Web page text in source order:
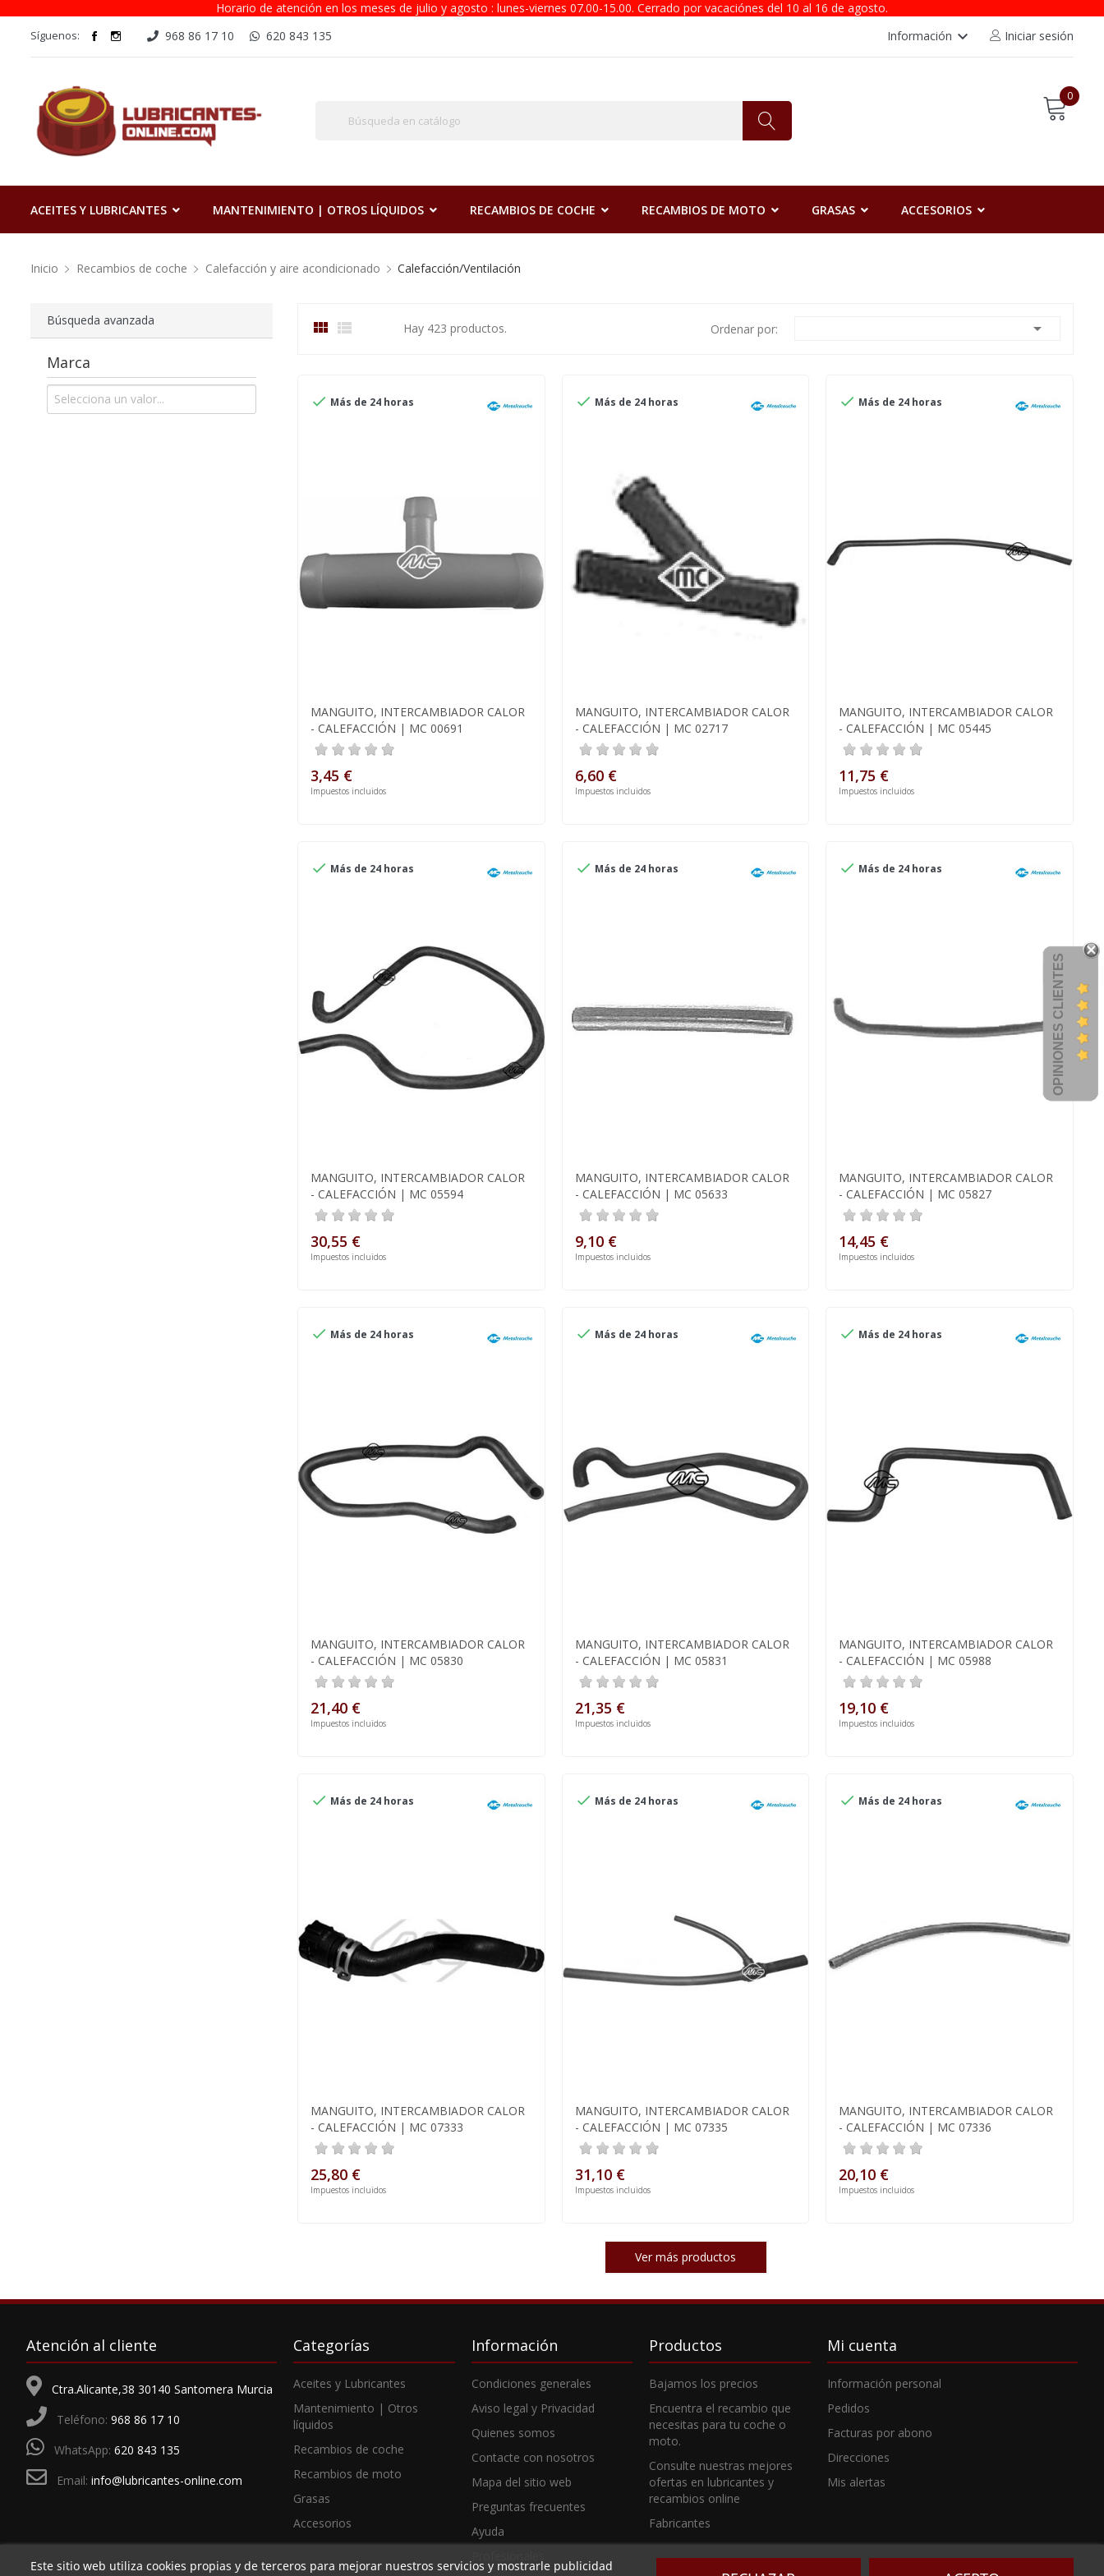
Horario de atención en los meses de julio y agosto : lunes-viernes 07.00-15.00. Cerrado por vacaciónes del 10 al 16 de agosto.
Síguenos: 968 86 17 10 620 843 135 Iniciar sesión
Información keyboard_arrow_down
0
ACEITES Y LUBRICANTES MANTENIMIENTO | OTROS LÍQUIDOS RECAMBIOS DE COCHE RECAMBIOS DE MOTO GRASAS ACCESORIOS
Inicio Recambios de coche Calefacción y aire acondicionado Calefacción/Ventilación
Búsqueda avanzada
Marca
  Hay 423 productos. Ordenar por: 
 Más de 24 horas
MANGUITO, INTERCAMBIADOR CALOR
- CALEFACCIÓN | MC 00691
3,45 €
Impuestos incluidos
 Más de 24 horas
MANGUITO, INTERCAMBIADOR CALOR
- CALEFACCIÓN | MC 02717
6,60 €
Impuestos incluidos
 Más de 24 horas
MANGUITO, INTERCAMBIADOR CALOR
- CALEFACCIÓN | MC 05445
11,75 €
Impuestos incluidos
 Más de 24 horas
MANGUITO, INTERCAMBIADOR CALOR
- CALEFACCIÓN | MC 05594
30,55 €
Impuestos incluidos
 Más de 24 horas
MANGUITO, INTERCAMBIADOR CALOR
- CALEFACCIÓN | MC 05633
9,10 €
Impuestos incluidos
 Más de 24 horas
MANGUITO, INTERCAMBIADOR CALOR
- CALEFACCIÓN | MC 05827
14,45 €
Impuestos incluidos
 Más de 24 horas
MANGUITO, INTERCAMBIADOR CALOR
- CALEFACCIÓN | MC 05830
21,40 €
Impuestos incluidos
 Más de 24 horas
MANGUITO, INTERCAMBIADOR CALOR
- CALEFACCIÓN | MC 05831
21,35 €
Impuestos incluidos
 Más de 24 horas
MANGUITO, INTERCAMBIADOR CALOR
- CALEFACCIÓN | MC 05988
19,10 €
Impuestos incluidos
 Más de 24 horas
MANGUITO, INTERCAMBIADOR CALOR
- CALEFACCIÓN | MC 07333
25,80 €
Impuestos incluidos
 Más de 24 horas
MANGUITO, INTERCAMBIADOR CALOR
- CALEFACCIÓN | MC 07335
31,10 €
Impuestos incluidos
 Más de 24 horas
MANGUITO, INTERCAMBIADOR CALOR
- CALEFACCIÓN | MC 07336
20,10 €
Impuestos incluidos
Ver más productos
Atención al cliente
Ctra.Alicante,38 30140 Santomera Murcia
Teléfono: 968 86 17 10
WhatsApp: 620 843 135
Email: info@lubricantes-online.com
Categorías
Aceites y Lubricantes
Mantenimiento | Otros
líquidos
Recambios de coche
Recambios de moto
Grasas
Accesorios
Información
Condiciones generales
Aviso legal y Privacidad
Quienes somos
Contacte con nosotros
Mapa del sitio web
Preguntas frecuentes
Ayuda
Productos
Bajamos los precios
Encuentra el recambio que
necesitas para tu coche o
moto.
Consulte nuestras mejores
ofertas en lubricantes y
recambios online
Fabricantes
Mi cuenta
Información personal
Pedidos
Facturas por abono
Direcciones
Mis alertas
Este sitio web utiliza cookies propias y de terceros para mejorar nuestros servicios y mostrarle publicidad
OPINIONES CLIENTES